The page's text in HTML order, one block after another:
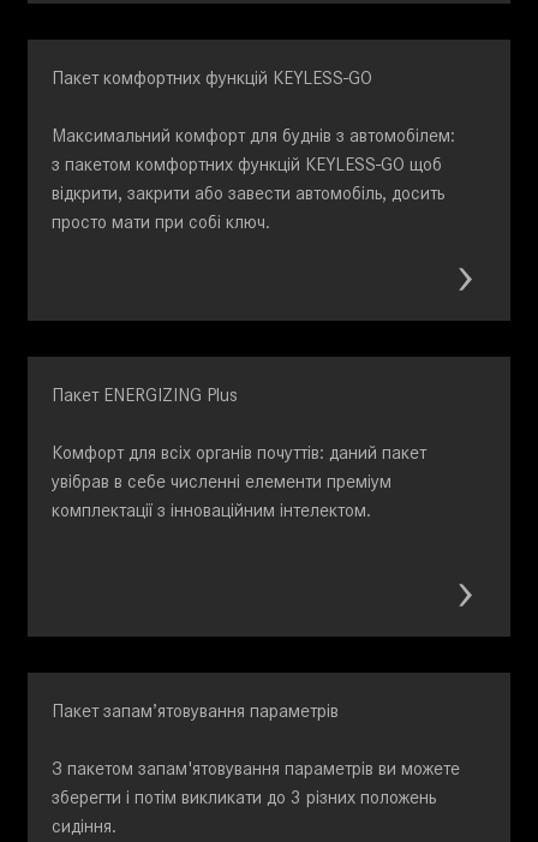
Пакет комфортних функцій KEYLESS-GO
Максимальний комфорт для буднів з автомобілем:
з пакетом комфортних функцій KEYLESS-GO щоб
відкрити, закрити або завести автомобіль, досить
просто мати при собі ключ.
Пакет ENERGIZING Plus
Комфорт для всіх органів почуттів: даний пакет
увібрав в себе численні елементи преміум
комплектації з інноваційним інтелектом.
Пакет запам’ятовування параметрів
З пакетом запам'ятовування параметрів ви можете
зберегти і потім викликати до 3 різних положень
сидіння.